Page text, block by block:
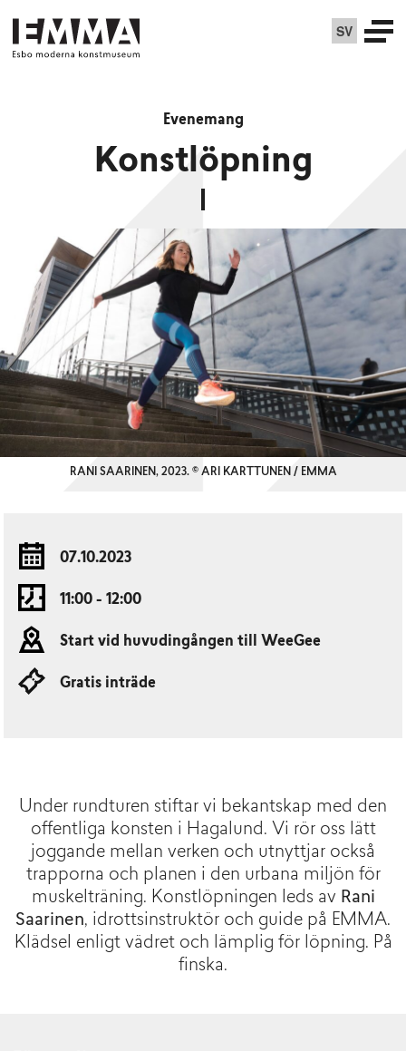
SV
Evenemang
Konstlöpning
RANI SAARINEN, 2023. © ARI KARTTUNEN / EMMA
07.10.2023
11:00 - 12:00
Start vid huvudingången till WeeGee
Gratis inträde
Under rundturen stiftar vi bekantskap med den
offentliga konsten i Hagalund. Vi rör oss lätt
joggande mellan verken och utnyttjar också
trapporna och planen i den urbana miljön för
muskelträning. Konstlöpningen leds av Rani
Saarinen, idrottsinstruktör och guide på EMMA.
Klädsel enligt vädret och lämplig för löpning. På
finska.